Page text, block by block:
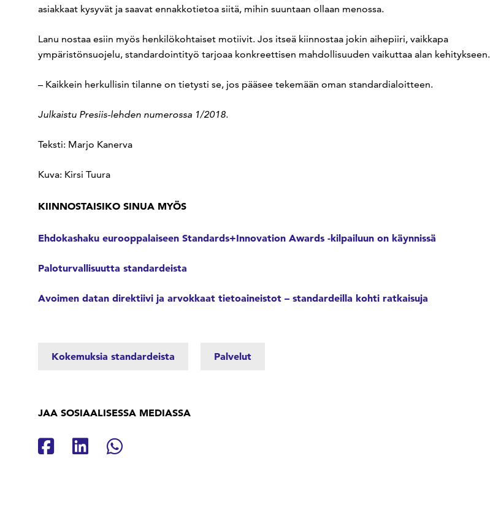
asiakkaat kysyvät ja saavat ennakkotietoa siitä, mihin suuntaan ollaan menossa.
Lanu nostaa esiin myös henkilökohtaiset motiivit. Jos itseä kiinnostaa jokin aihepiiri, vaikkapa
ympäristönsuojelu, standardointityö tarjoaa konkreettisen mahdollisuuden vaikuttaa alan kehitykseen.
– Kaikkein herkullisin tilanne on tietysti se, jos pääsee tekemään oman standardialoitteen.
Julkaistu Presiis-lehden numerossa 1/2018.
Teksti: Marjo Kanerva
Kuva: Kirsi Tuura
KIINNOSTAISIKO SINUA MYÖS
Ehdokashaku eurooppalaiseen Standards+Innovation Awards -kilpailuun on käynnissä
Paloturvallisuutta standardeista
Avoimen datan direktiivi ja arvokkaat tietoaineistot – standardeilla kohti ratkaisuja
Kokemuksia standardeista Palvelut
JAA SOSIAALISESSA MEDIASSA
Jaa Facebookissa
Jaa Linkedinissä
Jaa Whatsappissa